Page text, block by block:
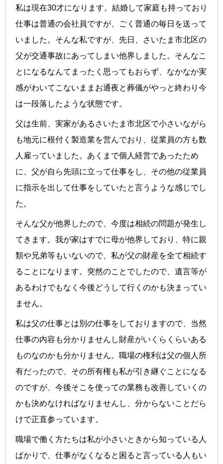
私は現在30才になります。結婚して家庭も持っており
仕事は普通の会社員ですが、ごく普通の毎日を送って
いました。そんな私ですが、先日、さいたま市北区の
父が交通事故にあってしまい他界しました。そんなこ
とになるなんてまったく思ってもおらず、なかなか実
感がわいてこないままお通夜と葬儀がやっと終わり今
は一段落したような状態です。
父は生前、実家があるさいたま市北区で小さいながら
も地元に根付く製造業を営んでおり、従業員の方も数
人雇っていました。あくまで個人経営であったため
に、父が自ら先頭に立って仕事をし、その他の従業員
に指示を出して仕事をしていたと言うような感じでし
た。
そんな父が他界したので、今度は相続の問題が発生し
てきます。我が家はすでに母が他界しており、特に親
類や兄弟等もいないので、私が父の財産を全て相続す
ることになります。突然のことでしたので、遺言等が
あるわけでもなく今後どうして行くのかも決まってい
ません。
私は父の仕事とは別の仕事をしておりますので、当然
仕事の内容も分かりませんし財産がいくらくらいある
ものなのかも分かりません。職場の権利は父の個人所
有だったので、その所有権も私が引き継ぐことになる
のですが、今後そこを使っての業務も改善していくの
かも決めなければなりませんし、分からないことだら
けで正直参っています。
職場で働く方たちは私が小さいときから知っている人
ばかりで、仕事がなくなると困ると言っている人もい